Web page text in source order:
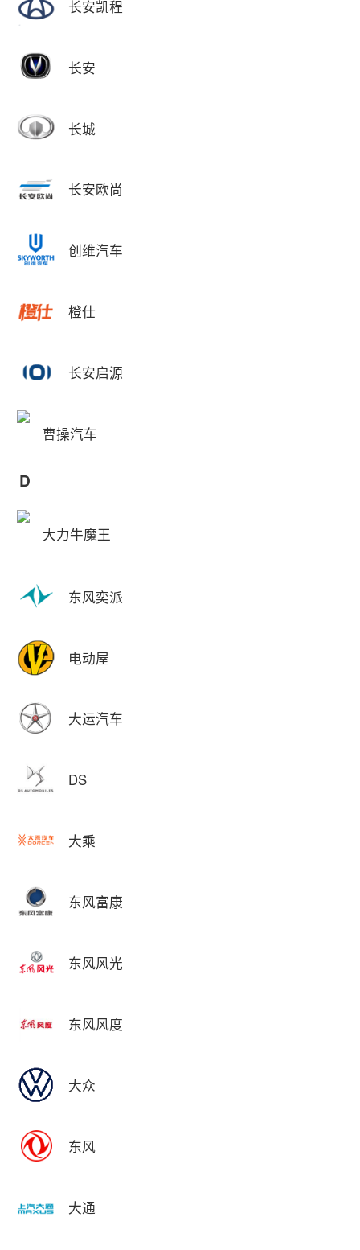
长安凯程
长安
长城
长安欧尚
创维汽车
橙仕
长安启源
曹操汽车
D
大力牛魔王
东风奕派
电动屋
大运汽车
DS
大乘
东风富康
东风风光
东风风度
大众
东风
大通